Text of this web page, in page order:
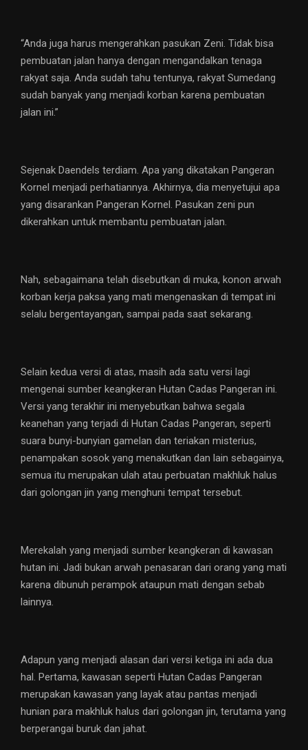
“Anda juga harus mengerahkan pasukan Zeni. Tidak bisa
pembuatan jalan hanya dengan mengandalkan tenaga
rakyat saja. Anda sudah tahu tentunya, rakyat Sumedang
sudah banyak yang menjadi korban karena pembuatan
jalan ini.”
Sejenak Daendels terdiam. Apa yang dikatakan Pangeran
Kornel menjadi perhatiannya. Akhirnya, dia menyetujui apa
yang disarankan Pangeran Kornel. Pasukan zeni pun
dikerahkan untuk membantu pembuatan jalan.
Nah, sebagaimana telah disebutkan di muka, konon arwah
korban kerja paksa yang mati mengenaskan di tempat ini
selalu bergentayangan, sampai pada saat sekarang.
Selain kedua versi di atas, masih ada satu versi lagi
mengenai sumber keangkeran Hutan Cadas Pangeran ini.
Versi yang terakhir ini menyebutkan bahwa segala
keanehan yang terjadi di Hutan Cadas Pangeran, seperti
suara bunyi-bunyian gamelan dan teriakan misterius,
penampakan sosok yang menakutkan dan lain sebagainya,
semua itu merupakan ulah atau perbuatan makhluk halus
dari golongan jin yang menghuni tempat tersebut.
Merekalah yang menjadi sumber keangkeran di kawasan
hutan ini. Jadi bukan arwah penasaran dari orang yang mati
karena dibunuh perampok ataupun mati dengan sebab
lainnya.
Adapun yang menjadi alasan dari versi ketiga ini ada dua
hal. Pertama, kawasan seperti Hutan Cadas Pangeran
merupakan kawasan yang layak atau pantas menjadi
hunian para makhluk halus dari golongan jin, terutama yang
berperangai buruk dan jahat.